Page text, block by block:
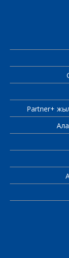
Partner+